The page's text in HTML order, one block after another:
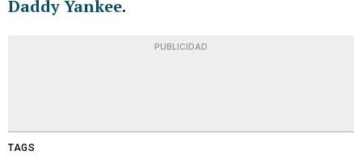
Daddy Yankee.
PUBLICIDAD
TAGS